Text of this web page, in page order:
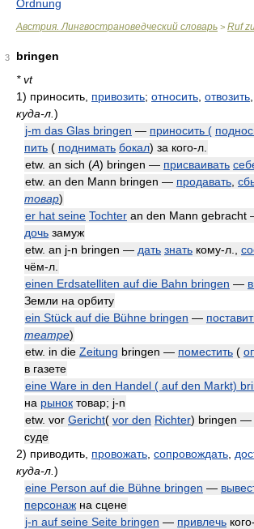
Ordnung
Австрия. Лингвострановедческий словарь > Ruf
3
bringen
* vt
1) приносить, привозить; относить отвозить
куда-л. )
j-m das Glas bringen — приносить (
пить ( поднимать бокал) за кого-л.
etw. an sich (A) bringen — присваивать
etw. an den Mann bringen — продавать
товар)
er hat seine Tochter an den Mann
дочь замуж
etw. an j-n bringen — дать знать кому-л.,
чём-л.
einen Erdsatelliten auf die Bahn bringen —
Земли на орбиту
ein Stück auf die Bühne bringen —
театре)
etw. in die Zeitung bringen — поместить (
в газете
eine Ware in den Handel ( auf den Markt)
на рынок товар; j-n
etw. vor Gericht( vor den Richter) bringen —
суде
2) приводить, провожать сопровождать
куда-л. )
eine Person auf die Bühne bringen —
персонаж на сцене
j-n auf seine Seite bringen — привлечь